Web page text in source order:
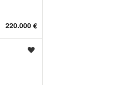
220.000 €